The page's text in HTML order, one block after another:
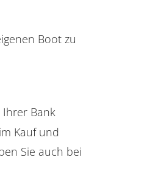
Boot zu
Bank
Kauf und
Sie auch bei